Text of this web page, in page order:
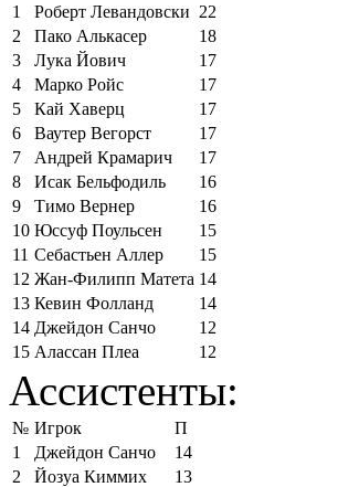
1
Роберт Левандовски 22
2
Пако Алькасер
18
3
Лука Йович
17
4
Марко Ройс
17
5
Кай Хаверц
17
6
Ваутер Вегорст
17
7
Андрей Крамарич
17
8
Исак Бельфодиль
16
9
Тимо Вернер
16
10 Юссуф Поульсен
15
11 Себастьен Аллер
15
12 Жан-Филипп Матета 14
13 Кевин Фолланд
14
14 Джейдон Санчо
12
15 Алассан Плеа 12
Ассистенты:
№ Игрок
П
1
Джейдон Санчо
14
2
Йозуа Киммих
13